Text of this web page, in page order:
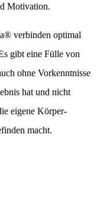
Motivation.
verbinden optimal
gibt eine Fülle von
ohne Vorkenntnisse
hat und nicht
eigene Körper-
macht.